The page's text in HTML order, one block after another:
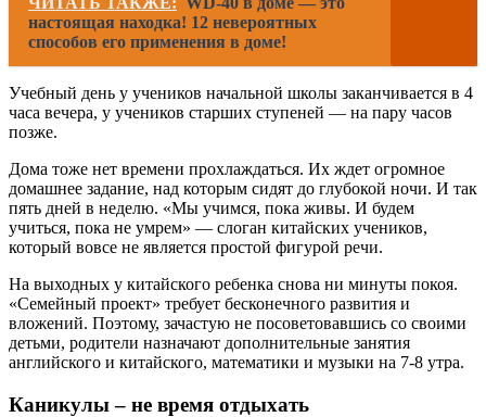
настоящая находка! 12 невероятных
способов его применения в доме!
Учебный день у учеников начальной школы заканчивается в 4
часа вечера, у учеников старших ступеней — на пару часов
позже.
Дома тоже нет времени прохлаждаться. Их ждет огромное
домашнее задание, над которым сидят до глубокой ночи. И так
пять дней в неделю. «Мы учимся, пока живы. И будем
учиться, пока не умрем» — слоган китайских учеников,
который вовсе не является простой фигурой речи.
На выходных у китайского ребенка снова ни минуты покоя.
«Семейный проект» требует бесконечного развития и
вложений. Поэтому, зачастую не посоветовавшись со своими
детьми, родители назначают дополнительные занятия
английского и китайского, математики и музыки на 7-8 утра.
Каникулы – не время отдыхать